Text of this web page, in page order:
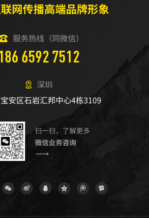
网传播高端品牌形象
服务热线（同微信）
6592 7512
深圳
安区石岩汇邦中心4栋3109
扫一扫，了解更多
微信业务咨询